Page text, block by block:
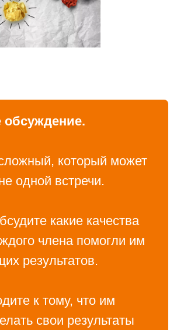
обсуждение.
который может
одной встречи.
какие качества
члена помогли им
результатов.
к тому, что им
свои результаты